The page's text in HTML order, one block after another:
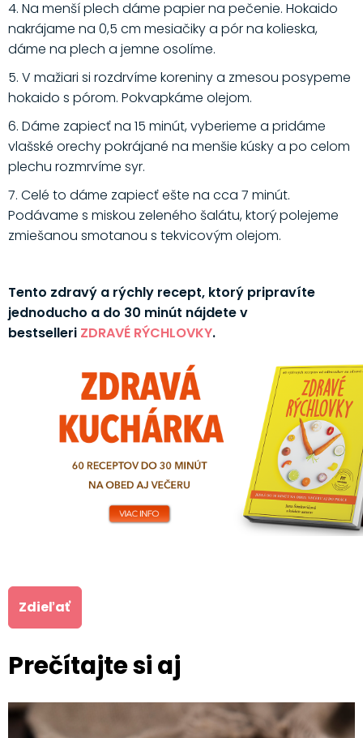
4. Na menší plech dáme papier na pečenie. Hokaido
nakrájame na 0,5 cm mesiačiky a pór na kolieska,
dáme na plech a jemne osolíme.
5. V mažiari si rozdrvíme koreniny a zmesou posypeme
hokaido s pórom. Pokvapkáme olejom.
6. Dáme zapiecť na 15 minút, vyberieme a pridáme
vlašské orechy pokrájané na menšie kúsky a po celom
plechu rozmrvíme syr.
7. Celé to dáme zapiecť ešte na cca 7 minút.
Podávame s miskou zeleného šalátu, ktorý polejeme
zmiešanou smotanou s tekvicovým olejom.
Tento zdravý a rýchly recept, ktorý pripravíte
jednoducho a do 30 minút nájdete v
bestselleri ZDRAVÉ RÝCHLOVKY.
Zdieľať
Prečítajte si aj